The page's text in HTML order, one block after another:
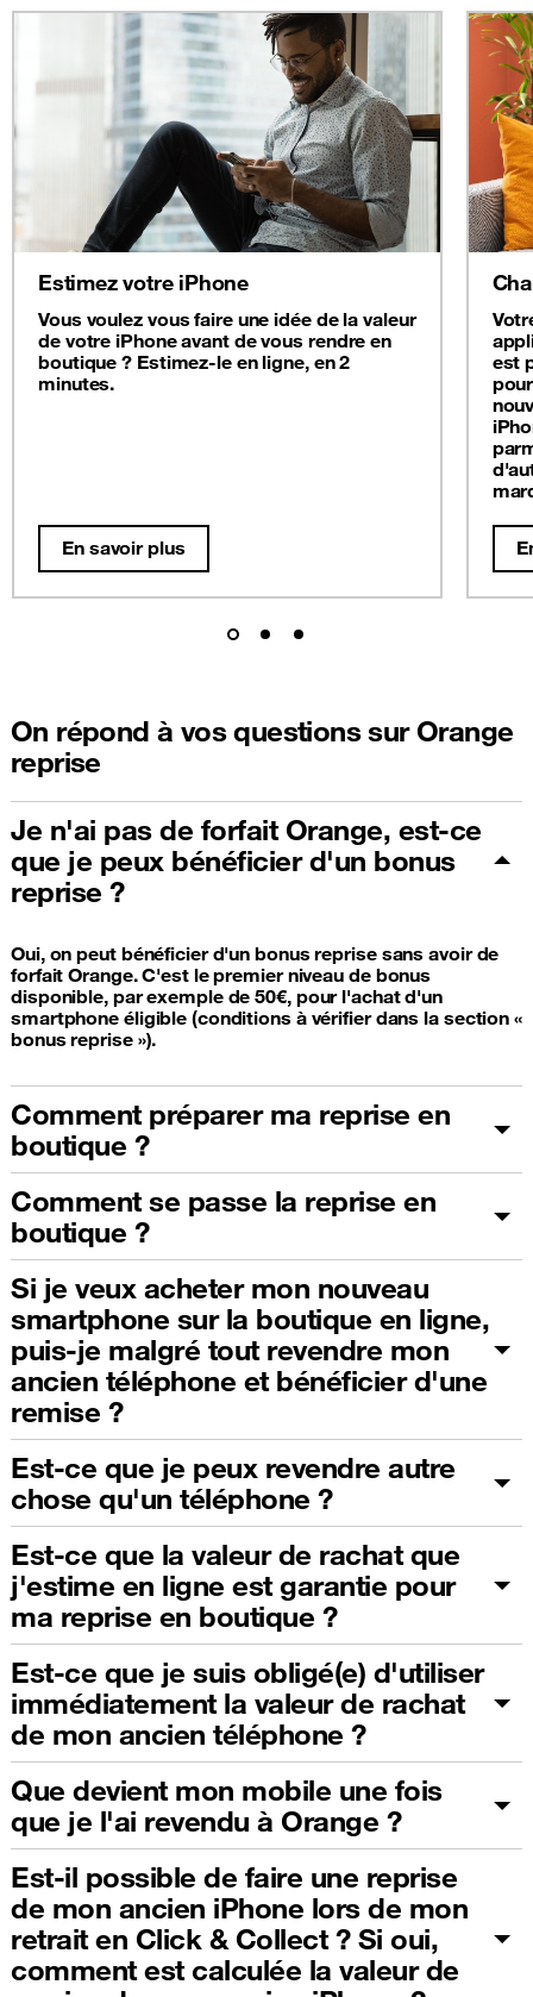
Estimez votre iPhone
Vous voulez vous faire une idée de la valeur
de votre iPhone avant de vous rendre en
boutique ? Estimez-le en ligne, en 2
minutes.
En savoir plus
est
On répond à vos questions sur Orange
reprise
Je n'ai pas de forfait Orange, est-ce
que je peux bénéficier d'un bonus
reprise ?
Oui, on peut bénéficier d'un bonus reprise sans avoir de
forfait Orange. C'est le premier niveau de bonus
disponible, par exemple de 50€, pour l'achat d'un
smartphone éligible (conditions à vérifier dans la section «
bonus reprise »).
Comment préparer ma reprise en
boutique ?
Comment se passe la reprise en
boutique ?
Si je veux acheter mon nouveau
smartphone sur la boutique en ligne,
puis-je malgré tout revendre mon
ancien téléphone et bénéficier d'une
remise ?
Est-ce que je peux revendre autre
chose qu'un téléphone ?
Est-ce que la valeur de rachat que
j'estime en ligne est garantie pour
ma reprise en boutique ?
Est-ce que je suis obligé(e) d'utiliser
immédiatement la valeur de rachat
de mon ancien téléphone ?
Que devient mon mobile une fois
que je l'ai revendu à Orange ?
Est-il possible de faire une reprise
de mon ancien iPhone lors de mon
retrait en Click & Collect ? Si oui,
comment est calculée la valeur de